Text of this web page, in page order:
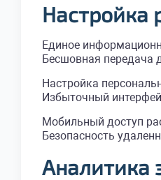
Настройка
Единое
Бесшовная передача
Настройка
Избыточный
Мобильный доступ
Безопасность
Аналитика